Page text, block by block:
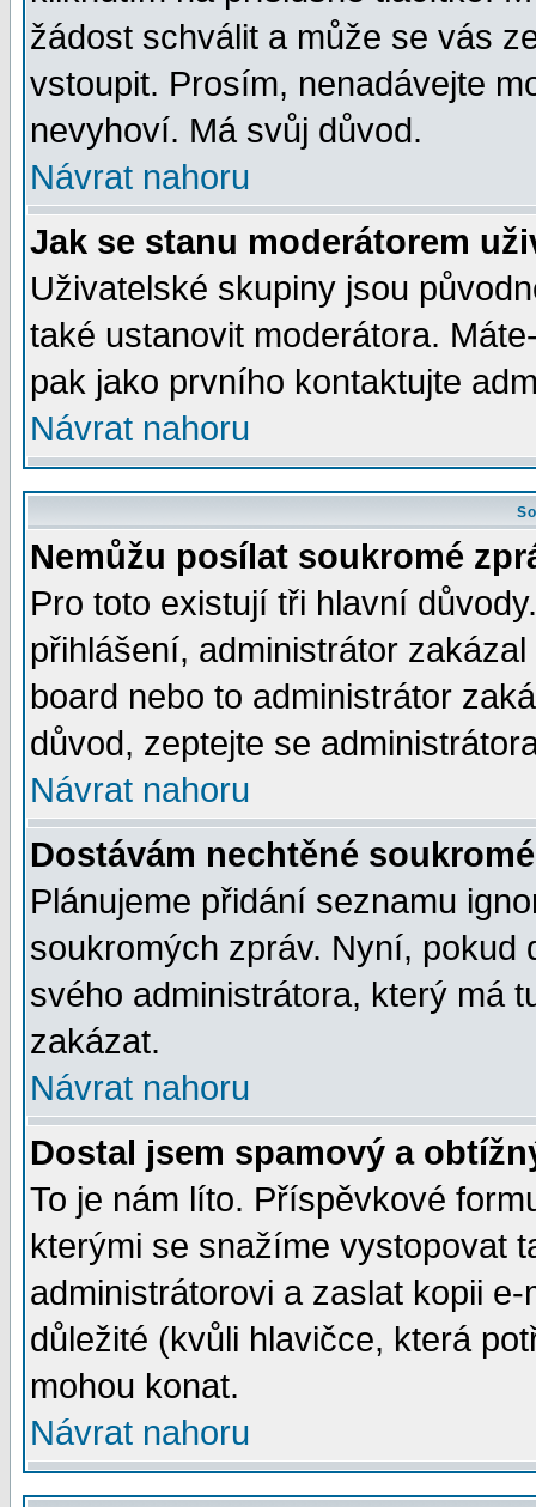
žádost schválit a může se vás
vstoupit. Prosím, nenadávejte
nevyhoví. Má svůj důvod.
Návrat nahoru
Jak se stanu moderátorem
Uživatelské skupiny jsou
také ustanovit moderátora.
pak jako prvního kontaktujte
Návrat nahoru
Nemůžu posílat soukromé
Pro toto existují tři hlavní
přihlášení, administrátor
board nebo to administrátor
důvod, zeptejte se
Návrat nahoru
Dostávám nechtěné
Plánujeme přidání seznamu
soukromých zpráv. Nyní, pokud
svého administrátora, který má
zakázat.
Návrat nahoru
Dostal jsem spamový a
To je nám líto. Příspěvkové
kterými se snažíme vystopovat
administrátorovi a zaslat kopii
důležité (kvůli hlavičce, která
mohou konat.
Návrat nahoru